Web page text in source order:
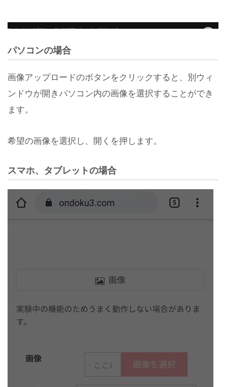
パソコンの場合
画像アップロードのボタンをクリックすると、別ウィ
ンドウが開きパソコン内の画像を選択することができ
ます。
希望の画像を選択し、開くを押します。
スマホ、タブレットの場合